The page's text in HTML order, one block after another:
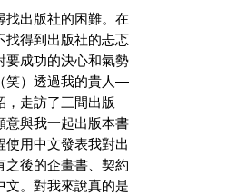
出版社的困難。 在
找得到出版社的忐忑
要成功的決心和氣勢
笑）透過我的貴人―
，走訪了三間出版
意與我一起出版本書
使用中文發表我對出
之後的企畫書、契約
文。對我來說真的是